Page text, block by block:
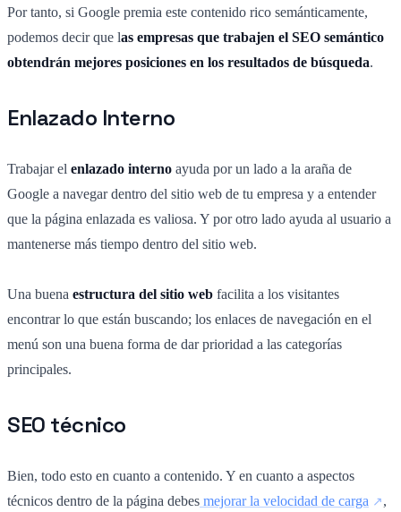
Por tanto, si Google premia este contenido rico semánticamente,
podemos decir que las empresas que trabajen el SEO semántico
obtendrán mejores posiciones en los resultados de búsqueda.
Enlazado Interno
Trabajar el enlazado interno ayuda por un lado a la araña de
Google a navegar dentro del sitio web de tu empresa y a entender
que la página enlazada es valiosa. Y por otro lado ayuda al usuario a
mantenerse más tiempo dentro del sitio web.
Una buena estructura del sitio web facilita a los visitantes
encontrar lo que están buscando; los enlaces de navegación en el
menú son una buena forma de dar prioridad a las categorías
principales.
SEO técnico
Bien, todo esto en cuanto a contenido. Y en cuanto a aspectos
técnicos dentro de la página debes mejorar la velocidad de carga ,